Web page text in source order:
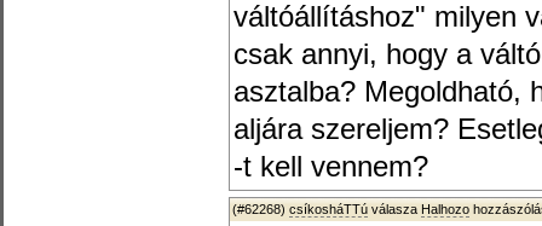
váltóállításhoz" milyen
csak annyi, hogy a
asztalba? Megoldható,
aljára szereljem?
-t kell vennem?
(#62268) csíkosháTTú válasza Halhozo